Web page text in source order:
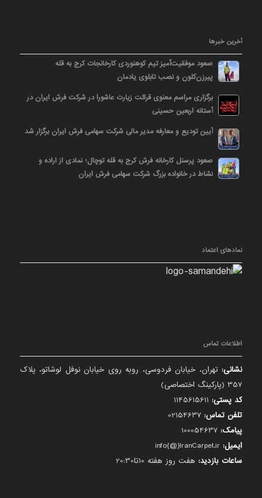
آخرین خبرها
صعود موفقیت‌آمیز تیم کوهنوردی کارخانجات کرج به قله
پیرزن‌کلون و نصب تابلوی یادمان
برگزاری مراسم معنوی قرائت زیارت عاشورا در شرکت فرش ایران در
آستانه اربعین حسینی
آیین تودیع و معارفه مدیر مالی شرکت سهامی فرش ایران برگزار شد
صعود پرسنل کارخانه فرش کرج به قله توچال؛ نمادی از اراده و
نشاط در خانواده بزرگ شرکت سهامی فرش ایران
نمادهای اعتماد
اطلاعات تماس
نشانی: تهران، خیابان فردوسی، روبه روی خیابان نوفل لوشاتو، پلاک
357 (پارکینگ اختصاصی)
کد پستی:
تلفن تماس:
پیامک:
ایمیل:
ساعات بازدید: هفت روز هفته 10تا20:30